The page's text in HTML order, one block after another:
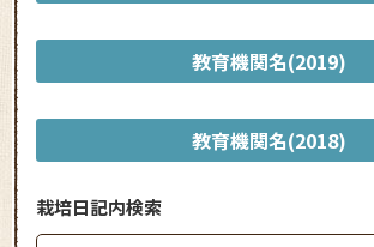
教育機関名(2019)
教育機関名(2018)
栽培日記内検索